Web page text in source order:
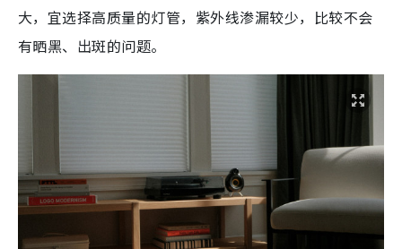
大，宜选择高质量的灯管，紫外线渗漏较少，比较不会
有晒黑、出斑的问题。